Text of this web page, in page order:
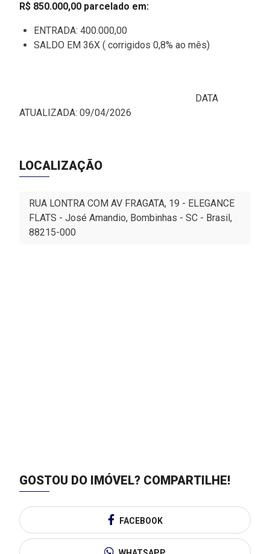
R$ 850.000,00 parcelado em:
ENTRADA: 400.000,00
SALDO EM 36X ( corrigidos 0,8% ao mês)
DATA
ATUALIZADA: 09/04/2026
LOCALIZAÇÃO
RUA LONTRA COM AV FRAGATA, 19 - ELEGANCE
FLATS - José Amandio, Bombinhas - SC - Brasil,
88215-000
GOSTOU DO IMÓVEL? COMPARTILHE!
FACEBOOK